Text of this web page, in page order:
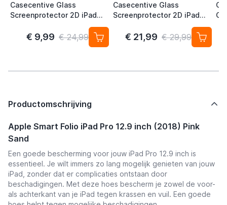
Casecentive Glass
Screenprotector 2D iPad
Pro 11" 2018 / 2020 / 2022 /
iPad Air (2020)
€ 9,99 € 24,99
Casecentive Glass
Screenprotector 2D iPad
Pro 12.9" 2018 / 2020 / 2021
/ 2022
€ 21,99 € 29,99
Productomschrijving
Apple Smart Folio iPad Pro 12.9 inch (2018) Pink
Sand
Een goede bescherming voor jouw iPad Pro 12.9 inch is
essentieel. Je wilt immers zo lang mogelijk genieten van jouw
iPad, zonder dat er complicaties ontstaan door
beschadigingen. Met deze hoes bescherm je zowel de voor-
als achterkant van je iPad tegen krassen en vuil. Een goede